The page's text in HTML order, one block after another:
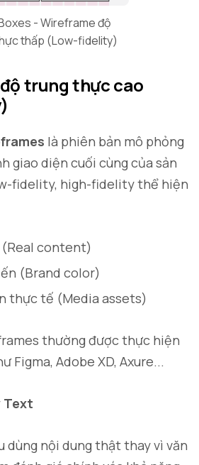
- Wireframe độ
thấp (Low-fidelity)
trung thực cao
là phiên bản mô phỏng
giao diện cuối cùng của sản
fidelity, high-fidelity thể hiện
content)
(Brand color)
thực tế (Media assets)
thường được thực hiện
Figma, Adobe XD, Axure...
Text
dùng nội dung thật thay vì văn